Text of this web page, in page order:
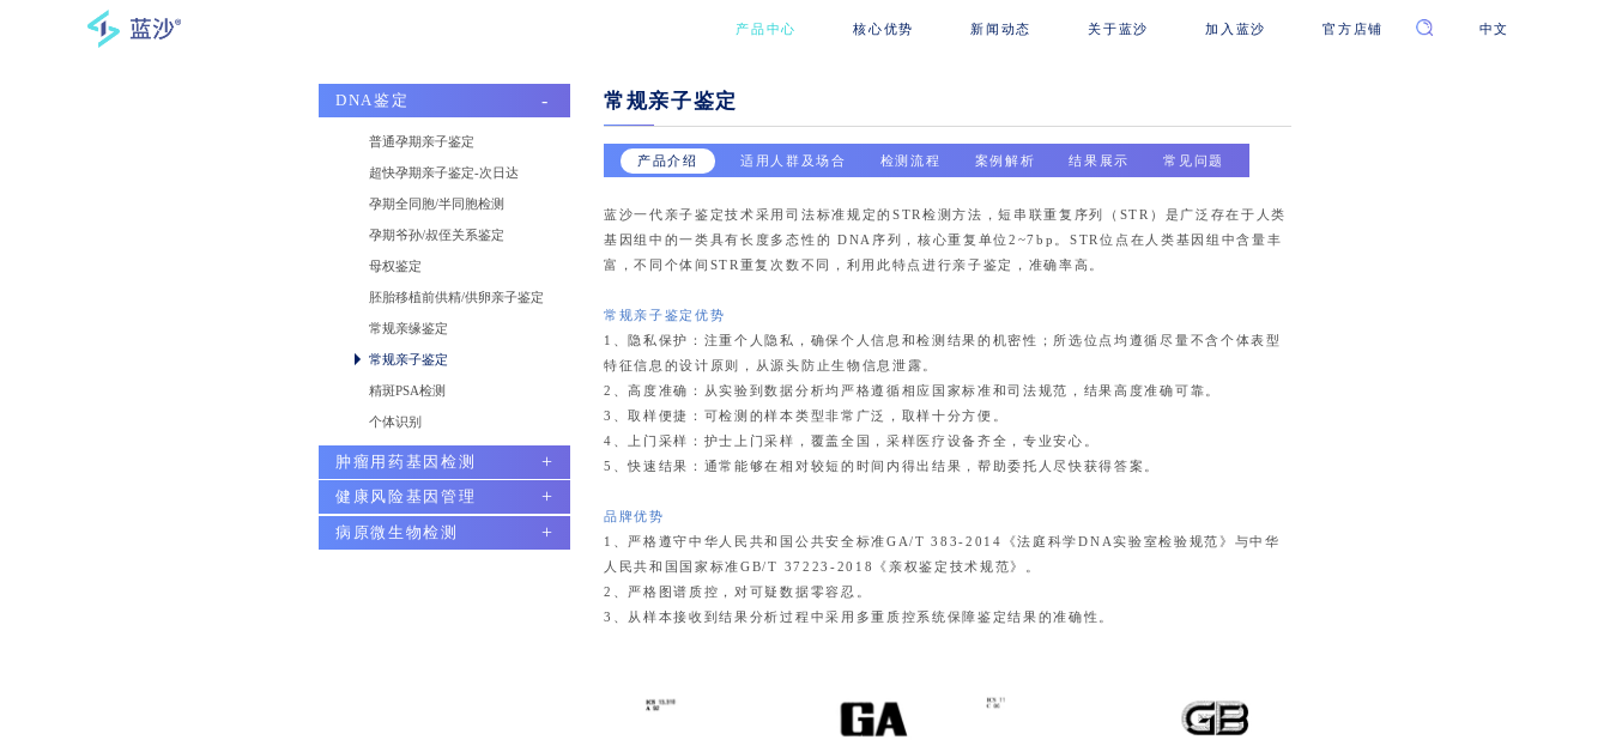
产品中心 核心优势 新闻动态 关于蓝沙 加入蓝沙 官方店铺 中文
DNA鉴定
普通孕期亲子鉴定
超快孕期亲子鉴定-次日达
孕期全同胞/半同胞检测
孕期爷孙/叔侄关系鉴定
母权鉴定
胚胎移植前供精/供卵亲子鉴定
常规亲缘鉴定
常规亲子鉴定
精斑PSA检测
个体识别
肿瘤用药基因检测
健康风险基因管理
病原微生物检测
常规亲子鉴定
产品介绍 适用人群及场合 检测流程 案例解析 结果展示 常见问题
蓝沙一代亲子鉴定技术采用司法标准规定的STR检测方法，短串联重复序列（STR）是广泛存在于人类
基因组中的一类具有长度多态性的 DNA序列，核心重复单位2~7bp。STR位点在人类基因组中含量丰
富，不同个体间STR重复次数不同，利用此特点进行亲子鉴定，准确率高。
常规亲子鉴定优势
1、隐私保护：注重个人隐私，确保个人信息和检测结果的机密性；所选位点均遵循尽量不含个体表型
特征信息的设计原则，从源头防止生物信息泄露。
2、高度准确：从实验到数据分析均严格遵循相应国家标准和司法规范，结果高度准确可靠。
3、取样便捷：可检测的样本类型非常广泛，取样十分方便。
4、上门采样：护士上门采样，覆盖全国，采样医疗设备齐全，专业安心。
5、快速结果：通常能够在相对较短的时间内得出结果，帮助委托人尽快获得答案。
品牌优势
1、严格遵守中华人民共和国公共安全标准GA/T 383-2014《法庭科学DNA实验室检验规范》与中华
人民共和国国家标准GB/T 37223-2018《亲权鉴定技术规范》。
2、严格图谱质控，对可疑数据零容忍。
3、从样本接收到结果分析过程中采用多重质控系统保障鉴定结果的准确性。